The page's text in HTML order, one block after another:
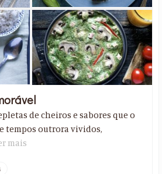
de cheiros e sabores que o
tempos outrora vividos,
mais